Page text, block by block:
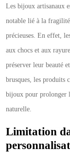
Les bijoux artisanaux
notable lié à la
précieuses. En effet,
aux chocs et aux
préserver leur beauté
brusques, les produits
bijoux pour prolonger
naturelle.
Limitation